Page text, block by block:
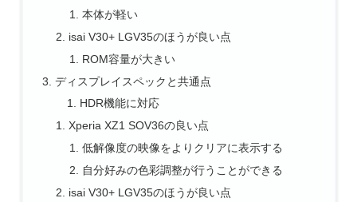
本体が軽い
isai V30+ LGV35のほうが良い点
ROM容量が大きい
ディスプレイスペックと共通点
HDR機能に対応
Xperia XZ1 SOV36の良い点
低解像度の映像をよりクリアに表示する
自分好みの色彩調整が行うことができる
isai V30+ LGV35のほうが良い点